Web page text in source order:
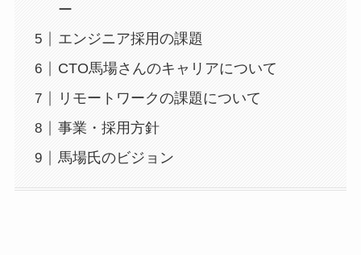
ー
エンジニア採用の課題
CTO馬場さんのキャリアについて
リモートワークの課題について
事業・採用方針
馬場氏のビジョン